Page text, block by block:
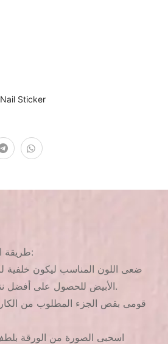
Nail Sticker
طريقة استخدام الستيكر المائى:
الأبيض للحصول على أفضل نتيجة واتركيه ليجف جيدا.